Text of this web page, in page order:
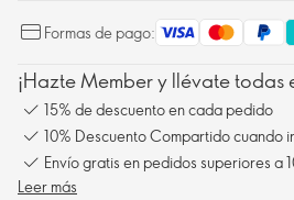
Formas de pago:
¡Hazte Member y llévate todas
15% de descuento en cada pedido
10% Descuento Compartido cuando
Envío gratis en pedidos superiores a
Leer más